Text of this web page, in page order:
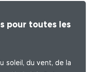
pour toutes les
soleil, du vent, de la